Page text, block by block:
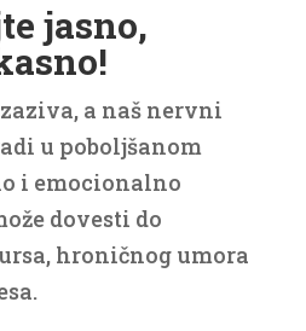
jasno,
a naš nervni
u poboljšanom
i emocionalno
dovesti do
hroničnog umora